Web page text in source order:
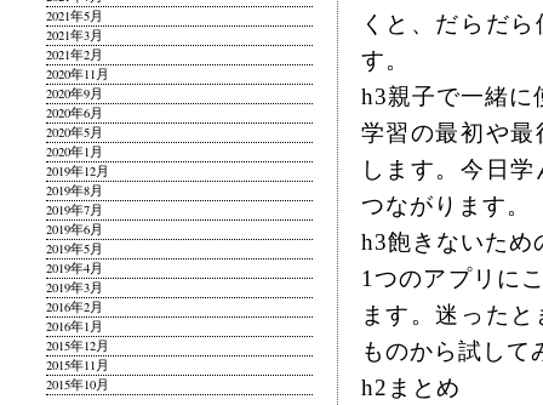
くと、だらだ
す。
h3親子で一緒に
学習の最初や
します。今日
つながります。
h3飽きないため
1つのアプリに
ます。迷った
ものから試して
h2まとめ
2021年5月
2021年3月
2021年2月
2020年11月
2020年9月
2020年6月
2020年5月
2020年1月
2019年12月
2019年8月
2019年7月
2019年6月
2019年5月
2019年4月
2019年3月
2016年2月
2016年1月
2015年12月
2015年11月
2015年10月